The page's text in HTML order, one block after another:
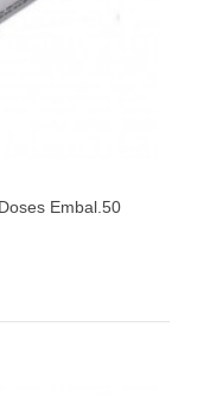
Embal.50